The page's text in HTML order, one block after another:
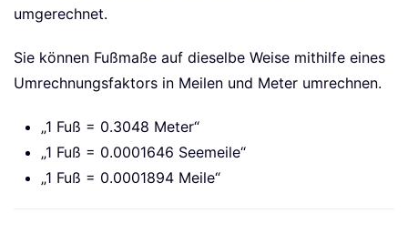
umgerechnet.
Sie können Fußmaße auf dieselbe Weise mithilfe eines
Umrechnungsfaktors in Meilen und Meter umrechnen.
„1 Fuß = 0.3048 Meter“
„1 Fuß = 0.0001646 Seemeile“
„1 Fuß = 0.0001894 Meile“